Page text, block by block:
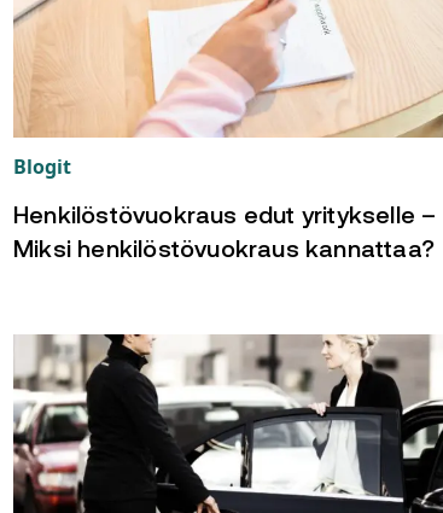
Blogit
Henkilöstövuokraus edut yritykselle –
Miksi henkilöstövuokraus kannattaa?